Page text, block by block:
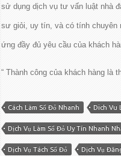
sử dụng dịch vụ tư vấn luật nhà
sư giỏi, uy tín, và có tính chuyên
ứng đầy đủ yêu cầu của khách
“ Thành công của khách hàng là
Cách Làm Sổ Đỏ Nhanh Dich Vu
Dịch Vụ Làm Sổ Đỏ Uy Tín Nhanh
Dịch Vụ Tách Sổ Đỏ Dịch Vụ